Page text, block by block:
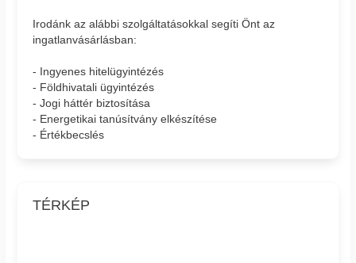
Irodánk az alábbi szolgáltatásokkal segíti Önt az
ingatlanvásárlásban:
- Ingyenes hitelügyintézés
- Földhivatali ügyintézés
- Jogi háttér biztosítása
- Energetikai tanúsítvány elkészítése
- Értékbecslés
TÉRKÉP